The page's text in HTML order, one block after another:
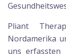
Pliant
Nordamerika
uns erfassten